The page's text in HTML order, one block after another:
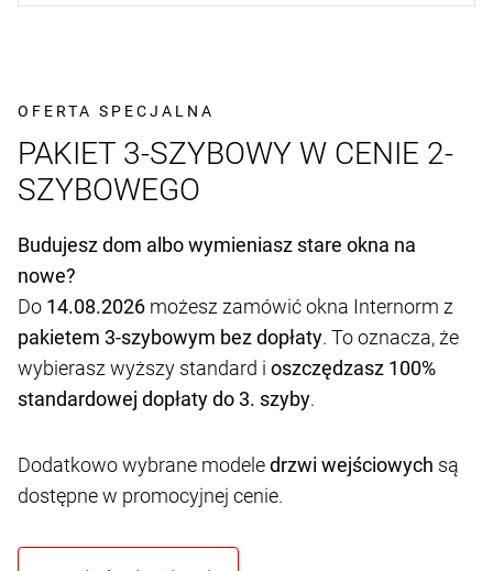
OFERTA SPECJALNA
PAKIET 3-SZYBOWY W CENIE 2-
SZYBOWEGO
Budujesz dom albo wymieniasz stare okna na
nowe?
Do 14.08.2026 możesz zamówić okna Internorm z
pakietem 3-szybowym bez dopłaty. To oznacza, że
wybierasz wyższy standard i oszczędzasz 100%
standardowej dopłaty do 3. szyby.
Dodatkowo wybrane modeledrzwi wejściowych są
dostępne w promocyjnej cenie.